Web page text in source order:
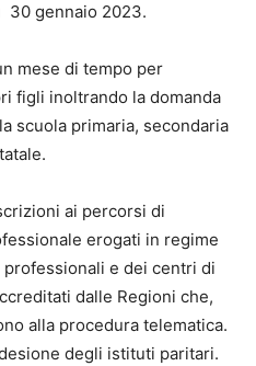
30 gennaio 2023.
mese di tempo per
figli inoltrando la domanda
scuola primaria, secondaria
ai percorsi di
erogati in regime
e dei centri di
dalle Regioni che,
alla procedura telematica.
degli istituti paritari.